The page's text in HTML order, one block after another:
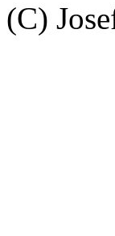
(C)